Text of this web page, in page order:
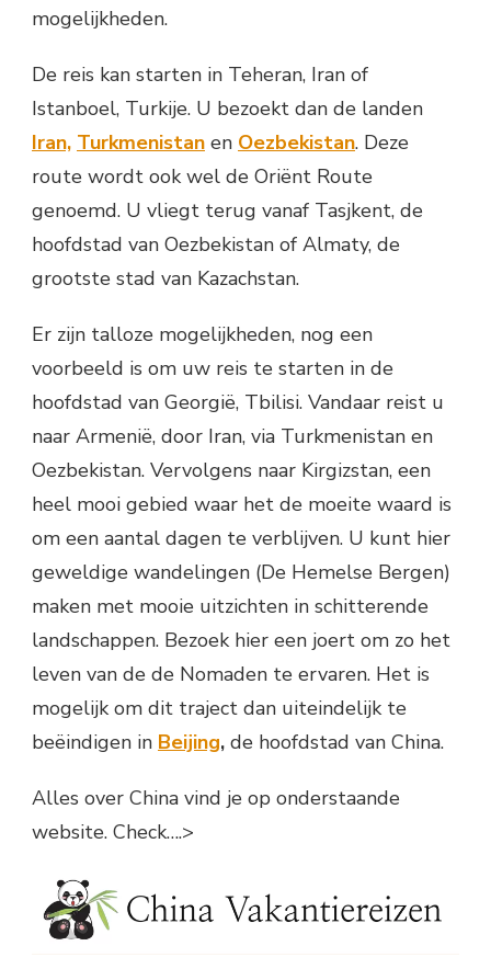
mogelijkheden.
De reis kan starten in Teheran, Iran of
Istanboel, Turkije. U bezoekt dan de landen
Iran, Turkmenistan en Oezbekistan. Deze
route wordt ook wel de Oriënt Route
genoemd. U vliegt terug vanaf Tasjkent, de
hoofdstad van Oezbekistan of Almaty, de
grootste stad van Kazachstan.
Er zijn talloze mogelijkheden, nog een
voorbeeld is om uw reis te starten in de
hoofdstad van Georgië, Tbilisi. Vandaar reist u
naar Armenië, door Iran, via Turkmenistan en
Oezbekistan. Vervolgens naar Kirgizstan, een
heel mooi gebied waar het de moeite waard is
om een aantal dagen te verblijven. U kunt hier
geweldige wandelingen (De Hemelse Bergen)
maken met mooie uitzichten in schitterende
landschappen. Bezoek hier een joert om zo het
leven van de de Nomaden te ervaren. Het is
mogelijk om dit traject dan uiteindelijk te
beëindigen in Beijing, de hoofdstad van China.
Alles over China vind je op onderstaande
website. Check….>